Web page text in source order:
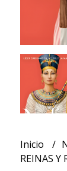
Inicio
REINAS Y